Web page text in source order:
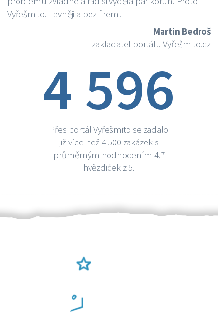
Vyřešmito. Levněji a bez firem!
Martin Bedroš
zakladatel portálu Vyřešmito.cz
4 596
Přes portál Vyřešmito se zadalo
již více než 4 500 zakázek s
průměrným hodnocením 4,7
hvězdiček z 5.